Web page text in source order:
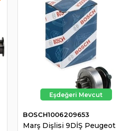
Marş Dişlisi 9DİŞ Peugeot
BOSCH1006209653